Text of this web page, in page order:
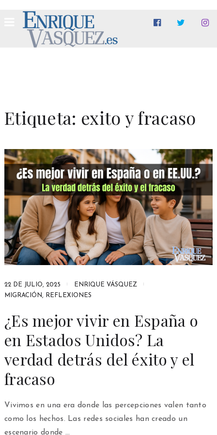
Etiqueta: exito y fracaso
22 DE JULIO, 2025
ENRIQUE VÁSQUEZ
MIGRACIÓN, REFLEXIONES
¿Es mejor vivir en España o
en Estados Unidos? La
verdad detrás del éxito y el
fracaso
Vivimos en una era donde las percepciones valen tanto
como los hechos. Las redes sociales han creado un
escenario donde …